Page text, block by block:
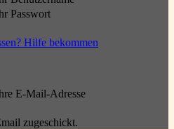
Passwort
Hilfe bekommen
E-Mail-Adresse
zugeschickt.